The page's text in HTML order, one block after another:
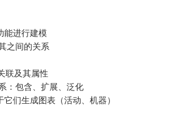
能进行建模
之间的关系
联及其属性
：包含、扩展、泛化
们生成图表（活动、机器）